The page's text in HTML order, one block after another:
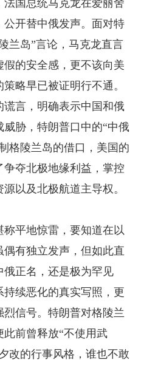
国总统马克龙在爱丽舍
开替中俄发声。面对特
兰岛”言论，马克龙直言
的安全感，更不该向美
略早已被证明行不通。
言，明确表示中国和俄
胁，特朗普口中的“中俄
格陵兰岛的借口，美国的
夺北极地缘利益，掌控
以及北极航道主导权。
平地惊雷，要知道在以
有独立发声，但如此直
正名，还是极为罕见
续恶化的真实写照，更
信号。特朗普对格陵兰
前曾释放“不使用武
改的行事风格，谁也不敢